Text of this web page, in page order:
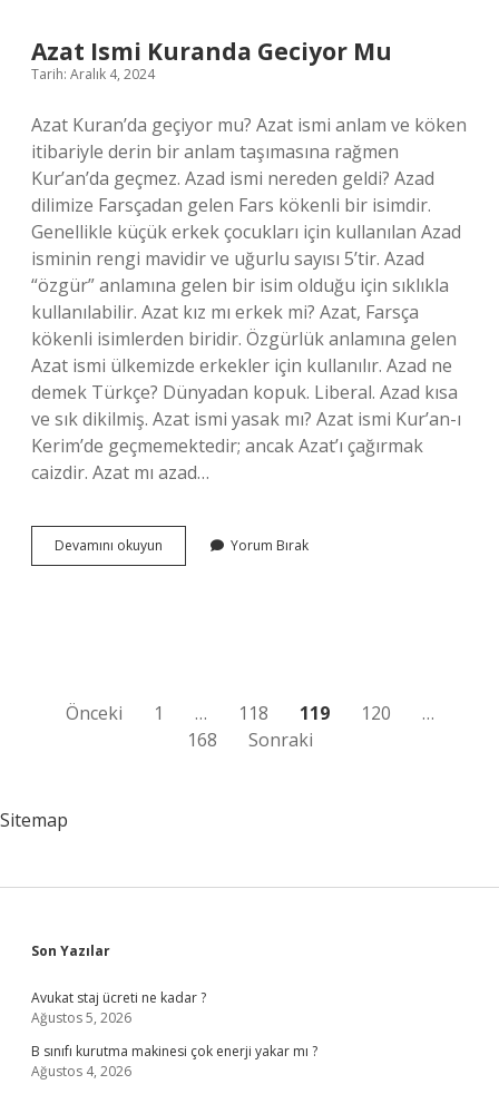
Azat Ismi Kuranda Geciyor Mu
Tarih: Aralık 4, 2024
Azat Kuran’da geçiyor mu? Azat ismi anlam ve köken
itibariyle derin bir anlam taşımasına rağmen
Kur’an’da geçmez. Azad ismi nereden geldi? Azad
dilimize Farsçadan gelen Fars kökenli bir isimdir.
Genellikle küçük erkek çocukları için kullanılan Azad
isminin rengi mavidir ve uğurlu sayısı 5’tir. Azad
“özgür” anlamına gelen bir isim olduğu için sıklıkla
kullanılabilir. Azat kız mı erkek mi? Azat, Farsça
kökenli isimlerden biridir. Özgürlük anlamına gelen
Azat ismi ülkemizde erkekler için kullanılır. Azad ne
demek Türkçe? Dünyadan kopuk. Liberal. Azad kısa
ve sık dikilmiş. Azat ismi yasak mı? Azat ismi Kur’an-ı
Kerim’de geçmemektedir; ancak Azat’ı çağırmak
caizdir. Azat mı azad…
Devamını okuyun
Ismi
Yorum Bırak
Yazı
sayfalaması
Önceki 1 … 118 119 120
…
168
Sonraki
Sitemap
Sidebar
Son Yazılar
Avukat staj ücreti ne kadar ?
Ağustos 5, 2026
B sınıfı kurutma makinesi çok enerji yakar mı ?
Ağustos 4, 2026